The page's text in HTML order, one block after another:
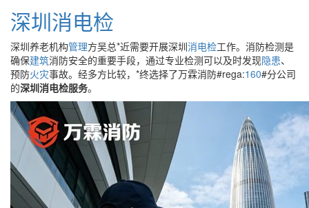
深圳消电检
深圳养老机构管理方吴总*近需要开展深圳消电检工作。消防检测是
确保建筑消防安全的重要手段，通过专业检测可以及时发现隐患、
预防火灾事故。经多方比较，*终选择了万霖消防#rega:160#分公司
的深圳消电检服务。